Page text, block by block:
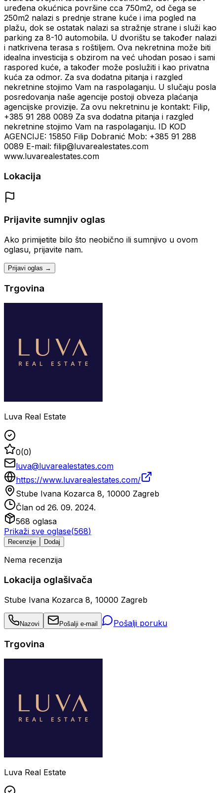
uređena okućnica površine cca 750m2, od čega se
250m2 nalazi s prednje strane kuće i ima pogled na
plažu, dok se ostatak nalazi sa stražnje strane i služi kao
parking za 8-10 automobila. U dvorištu se također nalazi
i natkrivena terasa s roštiljem. Ova nekretnina može biti
idealna investicija s obzirom na već uhodan posao i sami
raspored kuće, a također može poslužiti i kao privatna
kuća za odmor. Za sva dodatna pitanja i razgled
nekretnine stojimo Vam na raspolaganju. U slučaju posla
posredovanja naše agencije postoji obveza plaćanja
agencijske provizije. Za ovu nekretninu je kontakt: Filip,
+385 91 288 0089 Za sva dodatna pitanja i razgled
nekretnine stojimo Vam na raspolaganju. ID KOD
AGENCIJE: 15850 Filip Dobranić Mob: +385 91 288
0089 E-mail: filip@luvarealestates.com
www.luvarealestates.com
Lokacija
Prijavite sumnjiv oglas
Ako primijetite bilo što neobično ili sumnjivo u ovom
oglasu, prijavite nam.
Prijavi oglas →
Trgovina
Luva Real Estate
0(0)
luva@luvarealestates.com
https://www.luvarealestates.com/
Stube Ivana Kozarca 8, 10000 Zagreb
Član od 26. 09. 2024.
568 oglasa
Prikaži sve oglase(568)
Recenzije Dodaj
Nema recenzija
Lokacija oglašivača
Stube Ivana Kozarca 8, 10000 Zagreb
Nazovi Pošalji e-mail Pošalji poruku
Trgovina
Luva Real Estate